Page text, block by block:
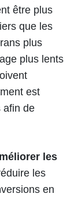
être plus
que les
plus
plus lents
est
afin de
les
les
en